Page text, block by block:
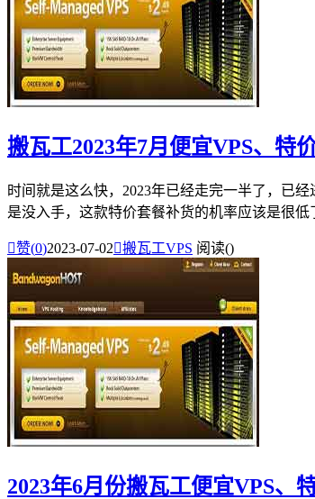
搬瓦工2023年7月便宜VPS、特
时间就是这么快，2023年已经走完一半了，已
是没入手，这款特价套餐补货的机率应该是很低
赞(0)2023-07-02搬瓦工VPS 阅读()
2023年6月份搬瓦工便宜VPS、